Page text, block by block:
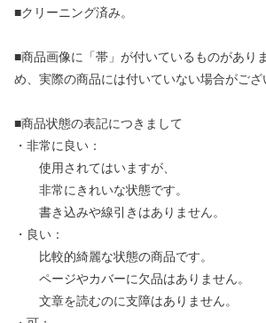
■クリーニング済み。
■商品画像に「帯」が付いているものがあり
め、実際の商品には付いていない場合がござ
■商品状態の表記につきまして
・非常に良い：
使用されてはいますが、
非常にきれいな状態です。
書き込みや線引きはありません。
・良い：
比較的綺麗な状態の商品です。
ページやカバーに欠品はありません。
文章を読むのに支障はありません。